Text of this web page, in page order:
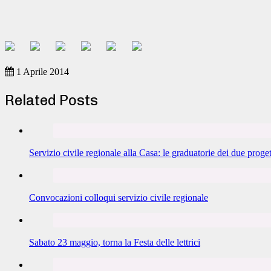
1 Aprile 2014
Related Posts
Servizio civile regionale alla Casa: le graduatorie dei due
Convocazioni colloqui servizio civile regionale
Sabato 23 maggio, torna la Festa delle lettrici